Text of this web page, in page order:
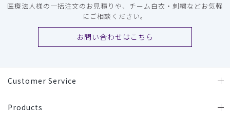
医療法人様の一括注文のお見積りや、チーム白衣・刺繍などお気軽
にご相談ください。
お問い合わせはこちら
Customer Service
Products